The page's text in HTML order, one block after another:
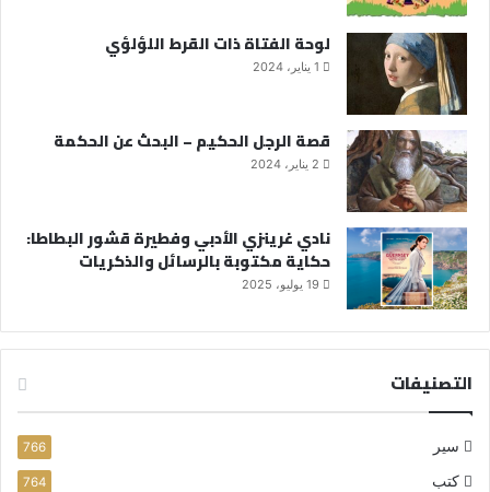
لوحة الفتاة ذات القرط اللؤلؤي
1 يناير، 2024
قصة الرجل الحكيم – البحث عن الحكمة
2 يناير، 2024
نادي غرينزي الأدبي وفطيرة قشور البطاطا:
حكاية مكتوبة بالرسائل والذكريات
19 يوليو، 2025
التصنيفات
سير 766
كتب 764